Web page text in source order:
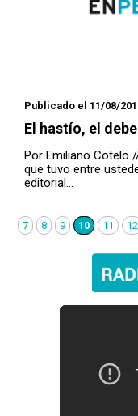
Publicado el 11/08/
El hastío, el
Por Emiliano Cotelo
que tuvo entre
editorial…
7 8 9 10 11 12